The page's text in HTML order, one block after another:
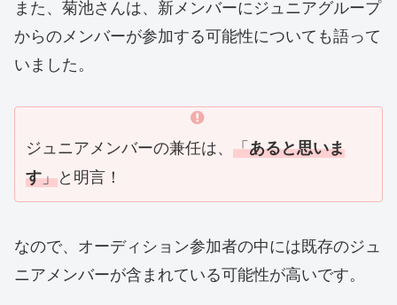
また、菊池さんは、新メンバーにジュニアグループ
からのメンバーが参加する可能性についても語って
いました。
ジュニアメンバーの兼任は、 「あると思いま
す」と明言！
なので、オーディション参加者の中には既存のジュ
ニアメンバーが含まれている可能性が高いです。